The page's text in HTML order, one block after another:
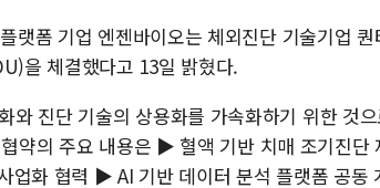
서울 중
李대통령
추미애, '
인천 선재
인천서 말
랫폼 기업 엔젠바이오는 체외진단 기술기업 퀀
을 체결했다고 13일 밝혔다.
와 진단 기술의 상용화를 가속화하기 위한 것
약의 주요 내용은 ▶ 혈액 기반 치매 조기진단
화 협력 ▶ AI 기반 데이터 분석 플랫폼 공동